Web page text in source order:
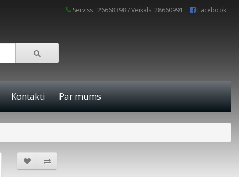
Serviss : 26668398 / Veikals: 28660991 Facebook
Kontakti Par mums